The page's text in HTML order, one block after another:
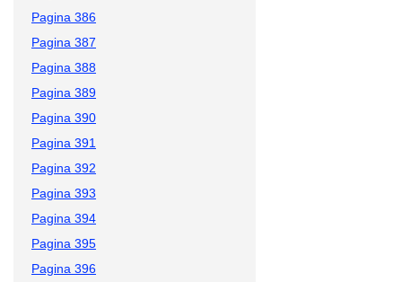
Pagina 386
Pagina 387
Pagina 388
Pagina 389
Pagina 390
Pagina 391
Pagina 392
Pagina 393
Pagina 394
Pagina 395
Pagina 396